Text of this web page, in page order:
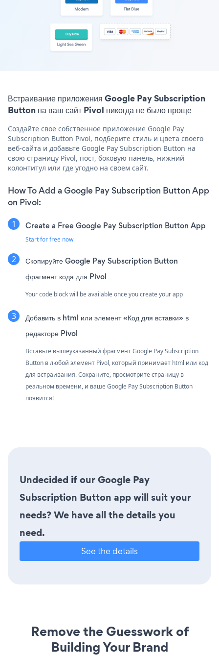
Встраивание приложения Google Pay Subscription
Button на ваш сайт Pivol никогда не было проще
Создайте свое собственное приложение Google Pay
Subscription Button Pivol, подберите стиль и цвета своего
веб-сайта и добавьте Google Pay Subscription Button на
свою страницу Pivol, пост, боковую панель, нижний
колонтитул или где угодно на своем сайт.
How To Add a Google Pay Subscription Button App
on Pivol:
Create a Free Google Pay Subscription Button App
Start for free now
Скопируйте Google Pay Subscription Button
фрагмент кода для Pivol
Your code block will be available once you create your app
Добавить в html или элемент «Код для вставки» в
редакторе Pivol
Вставьте вышеуказанный фрагмент Google Pay Subscription
Button в любой элемент Pivol, который принимает html или код
для встраивания. Сохраните, просмотрите страницу в
реальном времени, и ваше Google Pay Subscription Button
появится!
Undecided if our Google Pay
Subscription Button app will suit your
needs? We have all the details you
need.
See the details
Remove the Guesswork of
Building Your Brand